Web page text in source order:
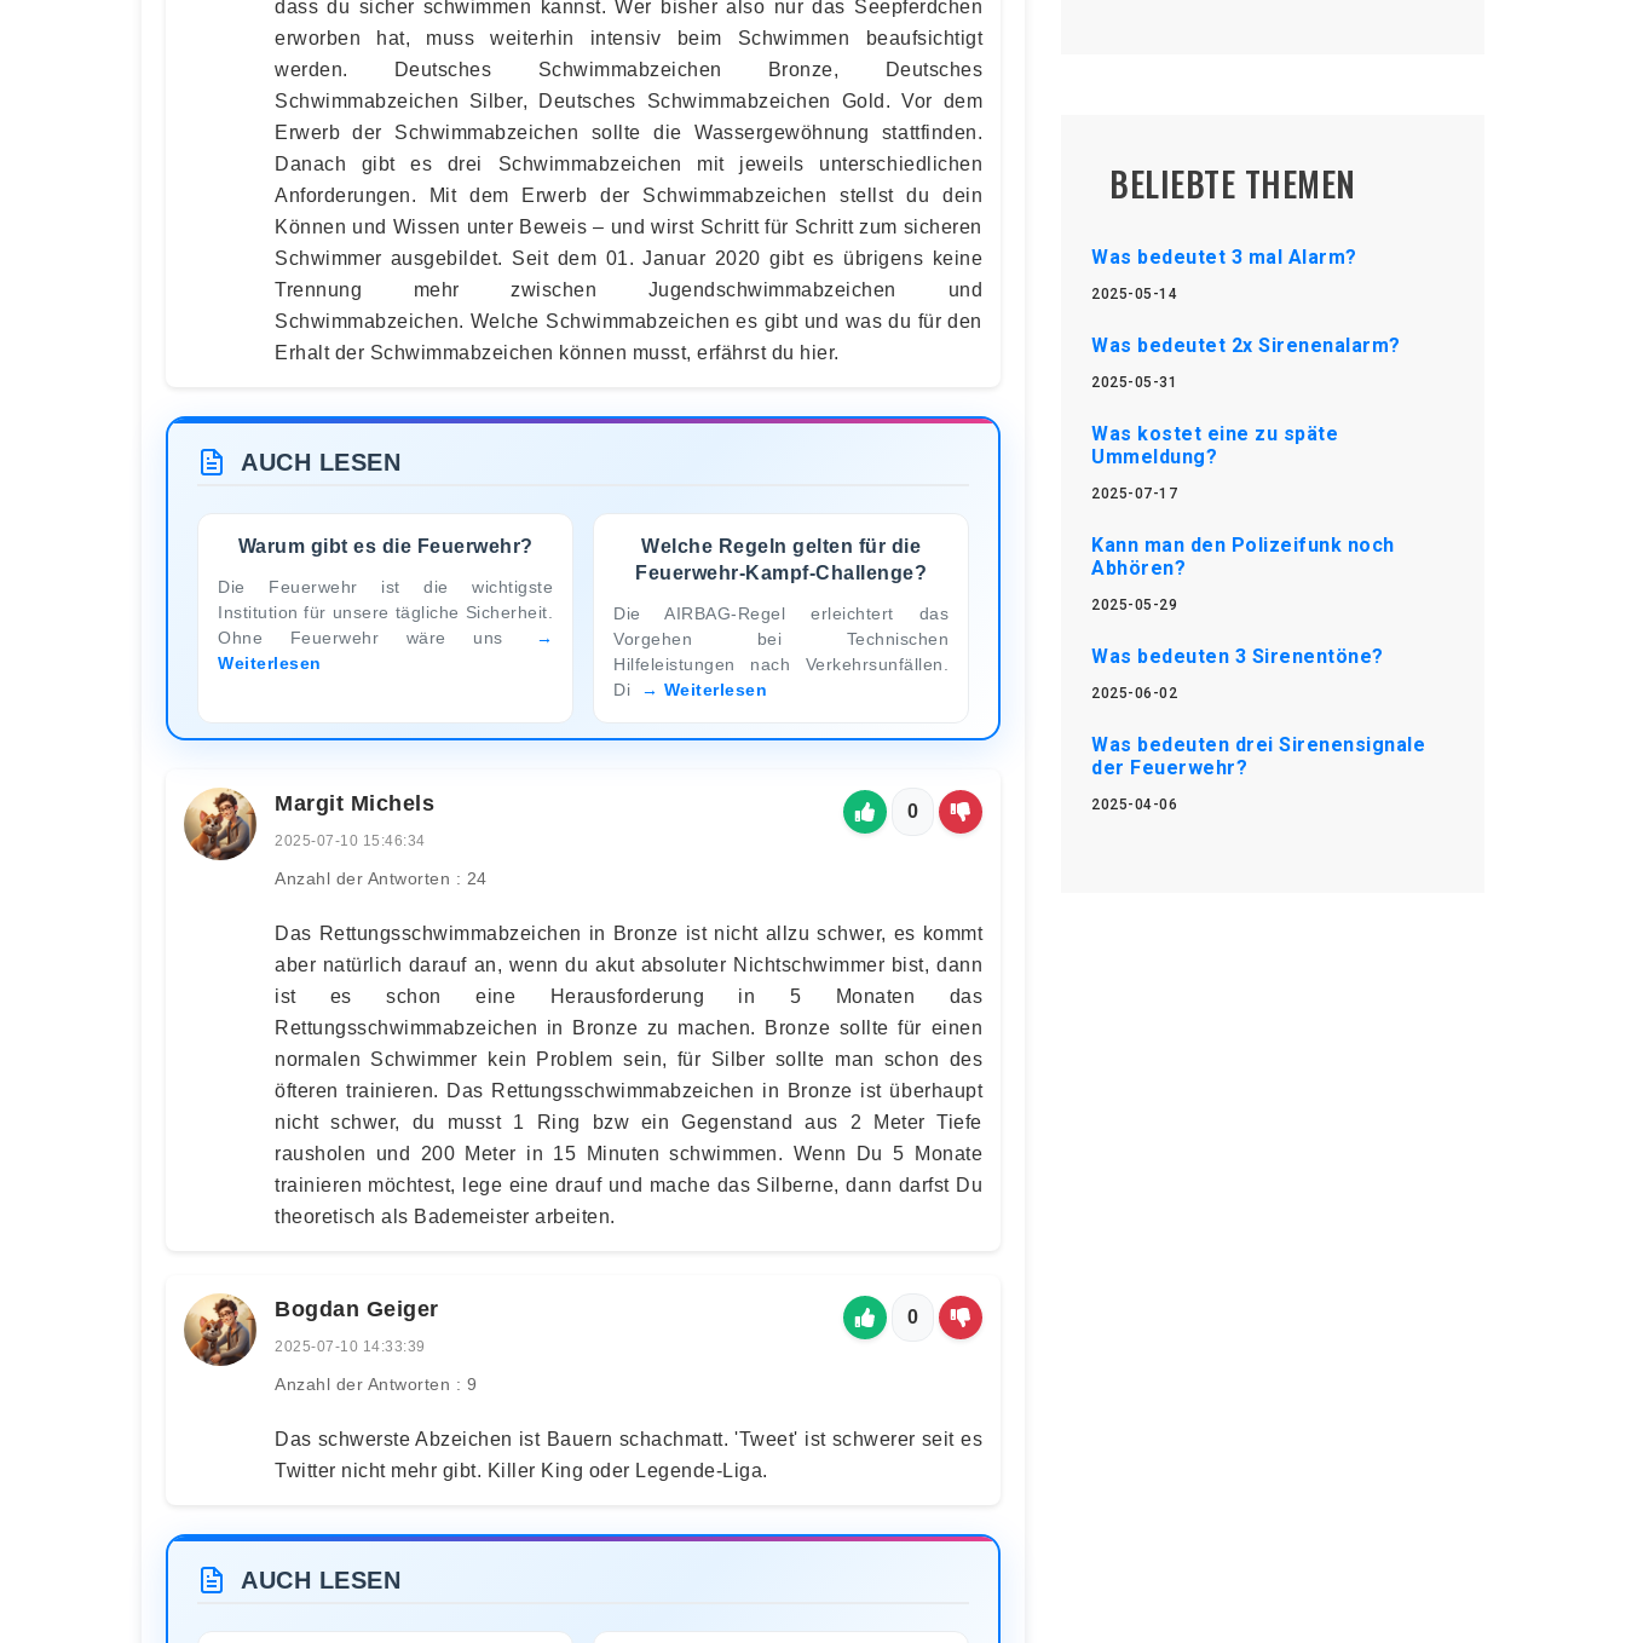
dass du sicher schwimmen kannst. Wer bisher also nur das Seepferdchen
erworben hat, muss weiterhin intensiv beim Schwimmen beaufsichtigt
werden. Deutsches Schwimmabzeichen Bronze, Deutsches
Schwimmabzeichen Silber, Deutsches Schwimmabzeichen Gold. Vor dem
Erwerb der Schwimmabzeichen sollte die Wassergewöhnung stattfinden.
Danach gibt es drei Schwimmabzeichen mit jeweils unterschiedlichen
Anforderungen. Mit dem Erwerb der Schwimmabzeichen stellst du dein
Können und Wissen unter Beweis – und wirst Schritt für Schritt zum sicheren
Schwimmer ausgebildet. Seit dem 01. Januar 2020 gibt es übrigens keine
Trennung mehr zwischen Jugendschwimmabzeichen und
Schwimmabzeichen. Welche Schwimmabzeichen es gibt und was du für den
Erhalt der Schwimmabzeichen können musst, erfährst du hier.
AUCH LESEN
Warum gibt es die Feuerwehr?
Die Feuerwehr ist die wichtigste
Institution für unsere tägliche Sicherheit.
Ohne Feuerwehr wäre uns
Weiterlesen
Welche Regeln gelten für die
Feuerwehr-Kampf-Challenge?
Die AIRBAG-Regel erleichtert das
Vorgehen bei Technischen
Hilfeleistungen nach Verkehrsunfällen.
Di
Weiterlesen
Margit Michels
2025-07-10 15:46:34
Anzahl der Antworten : 24
0
Das Rettungsschwimmabzeichen in Bronze ist nicht allzu schwer, es kommt
aber natürlich darauf an, wenn du akut absoluter Nichtschwimmer bist, dann
ist es schon eine Herausforderung in 5 Monaten das
Rettungsschwimmabzeichen in Bronze zu machen. Bronze sollte für einen
normalen Schwimmer kein Problem sein, für Silber sollte man schon des
öfteren trainieren. Das Rettungsschwimmabzeichen in Bronze ist überhaupt
nicht schwer, du musst 1 Ring bzw ein Gegenstand aus 2 Meter Tiefe
rausholen und 200 Meter in 15 Minuten schwimmen. Wenn Du 5 Monate
trainieren möchtest, lege eine drauf und mache das Silberne, dann darfst Du
theoretisch als Bademeister arbeiten.
Bogdan Geiger
2025-07-10 14:33:39
Anzahl der Antworten : 9
0
Das schwerste Abzeichen ist Bauern schachmatt. 'Tweet' ist schwerer seit es
Twitter nicht mehr gibt. Killer King oder Legende-Liga.
AUCH LESEN
BELIEBTE THEMEN
Was bedeutet 3 mal Alarm?
2025-05-14
Was bedeutet 2x Sirenenalarm?
2025-05-31
Was kostet eine zu späte
Ummeldung?
2025-07-17
Kann man den Polizeifunk noch
Abhören?
2025-05-29
Was bedeuten 3 Sirenentöne?
2025-06-02
Was bedeuten drei Sirenensignale
der Feuerwehr?
2025-04-06